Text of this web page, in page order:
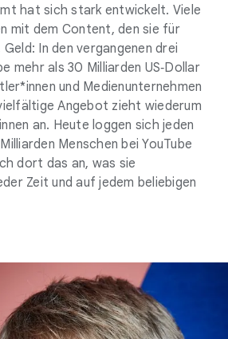
hat sich stark entwickelt. Viele
mit dem Content, den sie für
In den vergangenen drei
mehr als 30 Milliarden US‑Dollar
und Medienunternehmen
Angebot zieht wiederum
an. Heute loggen sich jeden
Menschen bei YouTube
dort das an, was sie
Zeit und auf jedem beliebigen